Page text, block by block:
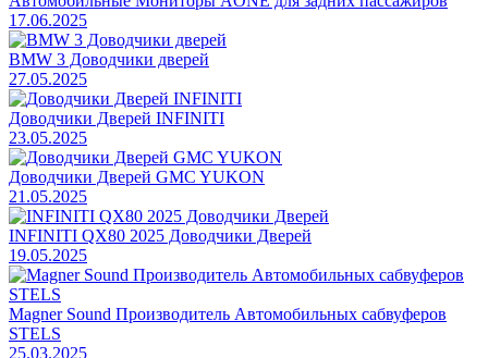
17.06.2025
BMW 3 Доводчики дверей
27.05.2025
Доводчики Дверей INFINITI
23.05.2025
Доводчики Дверей GMC YUKON
21.05.2025
INFINITI QX80 2025 Доводчики Дверей
19.05.2025
Magner Sound Производитель Автомобильных сабвуферов
STELS
25.03.2025